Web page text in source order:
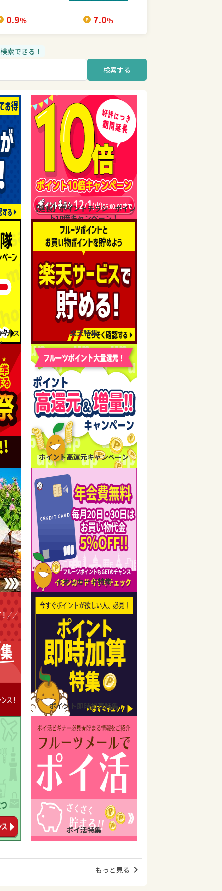
0.9％ 7.0％
索できる！
検索する
【延長】ポイントチラシ ポイン
ト10倍キャンペーン！
ナス
楽天特集
ポイント高還元キャンペーン
イオンカード特集
ポイント即時加算特集
ポイ活特集
もっと見る chevron_right